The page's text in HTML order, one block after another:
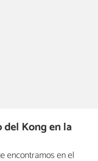
del Kong en la
encontramos en el